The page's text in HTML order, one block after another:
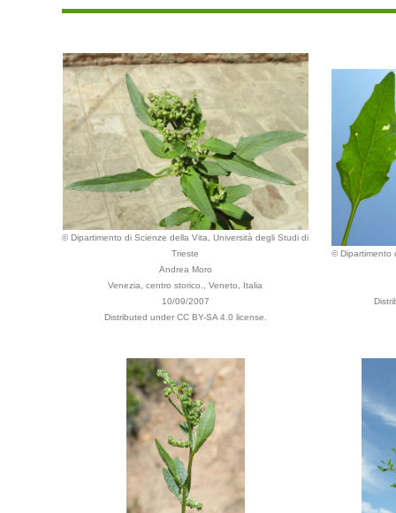
© Dipartimento di Scienze della Vita, Università degli Studi di
Trieste
Andrea Moro
Venezia, centro storico., Veneto, Italia
10/09/2007
Distributed under CC BY-SA 4.0 license.
© Dipartimento